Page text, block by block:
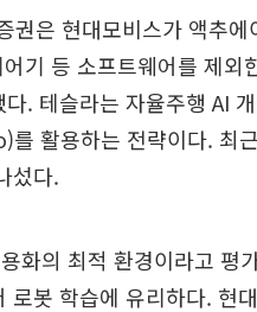
은 현대모비스가 액추에
기 등 소프트웨어를 제외
. 테슬라는 자율주행 AI
활용하는 전략이다. 최
섰다.
화의 최적 환경이라고 평
봇 학습에 유리하다. 현